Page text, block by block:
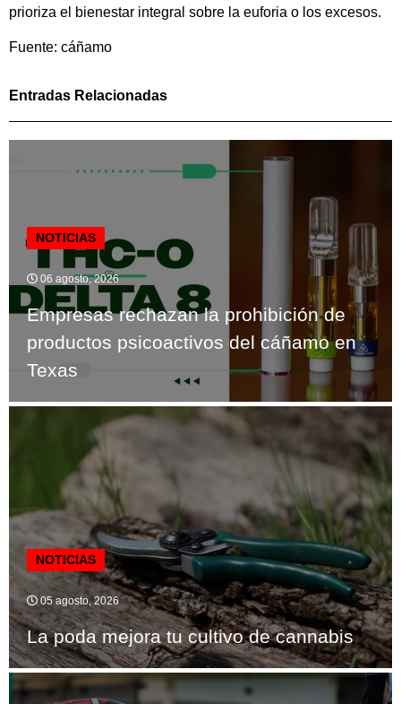
prioriza el bienestar integral sobre la euforia o los excesos.
Fuente: cáñamo
Entradas Relacionadas
NOTICIAS
06 agosto, 2026
Empresas rechazan la prohibición de
productos psicoactivos del cáñamo en
Texas
NOTICIAS
05 agosto, 2026
La poda mejora tu cultivo de cannabis